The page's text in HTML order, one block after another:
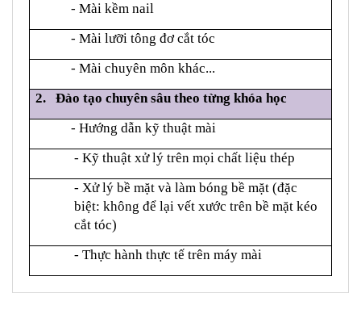
- Mài kềm nail
- Mài lưỡi tông đơ cắt tóc
- Mài chuyên môn khác...
2. Đào tạo chuyên sâu theo từng khóa học
- Hướng dẫn kỹ thuật mài
- Kỹ thuật xử lý trên mọi chất liệu thép
- Xử lý bề mặt và làm bóng bề mặt (đặc
biệt: không để lại vết xước trên bề mặt kéo
cắt tóc)
- Thực hành thực tế trên máy mài